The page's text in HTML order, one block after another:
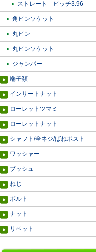
ストレート ピッチ3.96
角ピンソケット
丸ピン
丸ピンソケット
ジャンパー
端子類
インサートナット
ローレットツマミ
ローレットナット
シャフト/全ネジ/ばねポスト
ワッシャー
ブッシュ
ねじ
ボルト
ナット
リベット